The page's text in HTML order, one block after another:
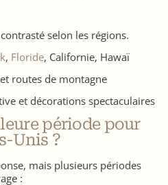
selon les régions.
, Floride, Californie, Hawaï
routes de montagne
et décorations spectaculaires
période pour
Unis ?
mais plusieurs périodes
: